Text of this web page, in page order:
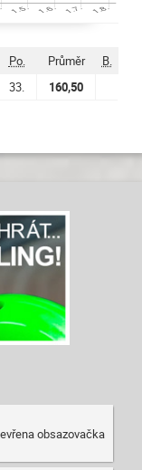
Po. Průměr
B.
33. 160,50
obsazovačka